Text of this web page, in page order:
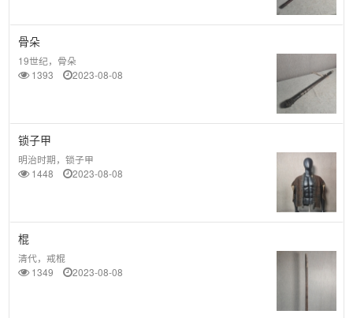
骨朵
19世纪，骨朵
1393
2023-08-08
锁子甲
明治时期，锁子甲
1448
2023-08-08
棍
清代，戒棍
1349
2023-08-08